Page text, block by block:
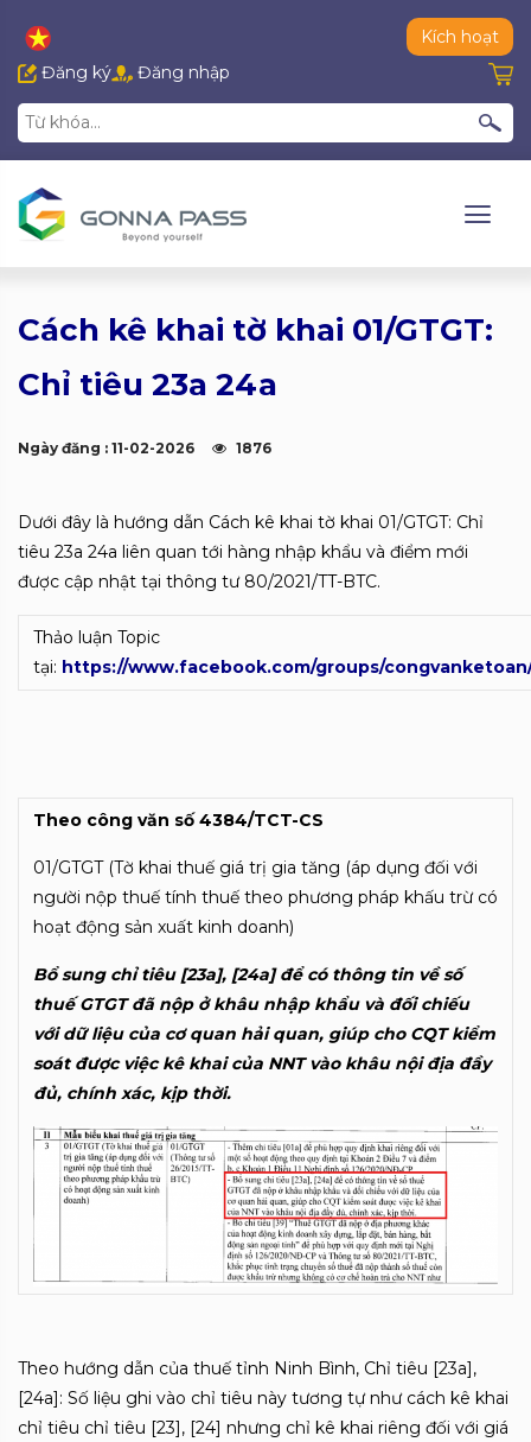
Kích hoạt
Đăng ký
Đăng nhập
Cách kê khai tờ khai 01/GTGT:
Chỉ tiêu 23a 24a
Ngày đăng : 11-02-2026 1876
Dưới đây là hướng dẫn Cách kê khai tờ khai 01/GTGT: Chỉ
tiêu 23a 24a liên quan tới hàng nhập khẩu và điểm mới
được cập nhật tại thông tư 80/2021/TT-BTC.
Thảo luận Topic
tại: https://www.facebook.com/groups/
Theo công văn số 4384/TCT-CS
01/GTGT (Tờ khai thuế giá trị gia tăng (áp dụng đối với
người nộp thuế tính thuế theo phương pháp khấu trừ có
hoạt động sản xuất kinh doanh)
Bổ sung chỉ tiêu [23a], [24a] để có thông tin về số
thuế GTGT đã nộp ở khâu nhập khẩu và đối chiếu
với dữ liệu của cơ quan hải quan, giúp cho CQT kiểm
soát được việc kê khai của NNT vào khâu nội địa đầy
đủ, chính xác, kịp thời.
Theo hướng dẫn của thuế tỉnh Ninh Bình, Chỉ tiêu [23a],
[24a]: Số liệu ghi vào chỉ tiêu này tương tự như cách kê khai
chỉ tiêu chỉ tiêu [23], [24] nhưng chỉ kê khai riêng đối với giá